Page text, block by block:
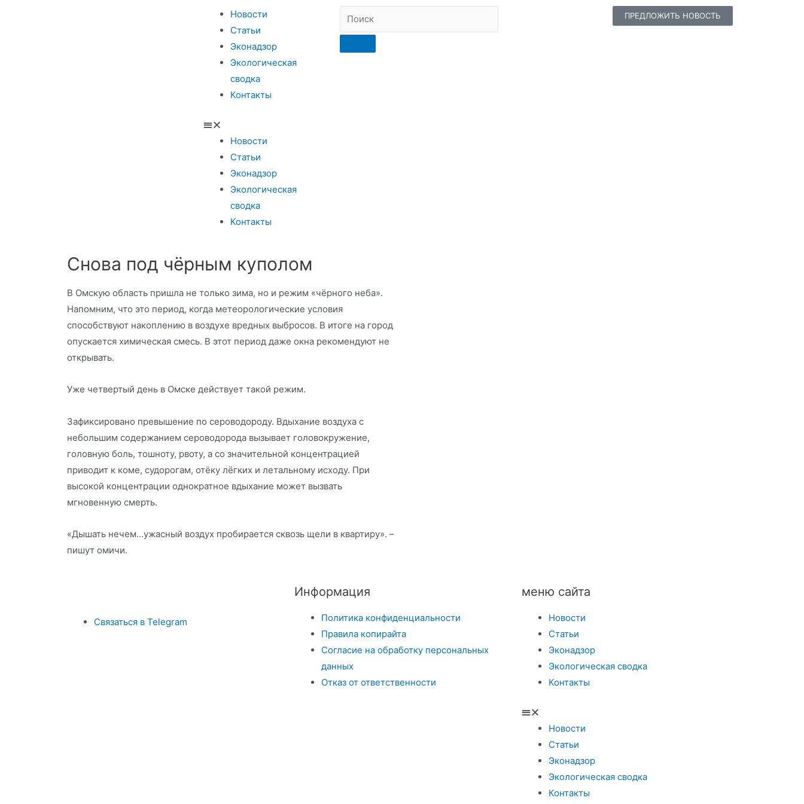
Новости
Статьи
Эконадзор
Экологическая
сводка
Контакты
Новости
Статьи
Эконадзор
Экологическая
сводка
Контакты
ПРЕДЛОЖИТЬ НОВОСТЬ
Снова под чёрным куполом
В Омскую область пришла не только зима, но и режим «чёрного неба».
Напомним, что это период, когда метеорологические условия
способствуют накоплению в воздухе вредных выбросов. В итоге на город
опускается химическая смесь. В этот период даже окна рекомендуют не
открывать.
Уже четвертый день в Омске действует такой режим.
Зафиксировано превышение по сероводороду. Вдыхание воздуха с
небольшим содержанием сероводорода вызывает головокружение,
головную боль, тошноту, рвоту, а со значительной концентрацией
приводит к коме, судорогам, отёку лёгких и летальному исходу. При
высокой концентрации однократное вдыхание может вызвать
мгновенную смерть.
«Дышать нечем…ужасный воздух пробирается сквозь щели в квартиру». –
пишут омичи.
Связаться в Telegram
Информация
Политика конфиденциальности
Правила копирайта
Согласие на обработку персональных
данных
Отказ от ответственности
меню сайта
Новости
Статьи
Эконадзор
Экологическая сводка
Контакты
Новости
Статьи
Эконадзор
Экологическая сводка
Контакты